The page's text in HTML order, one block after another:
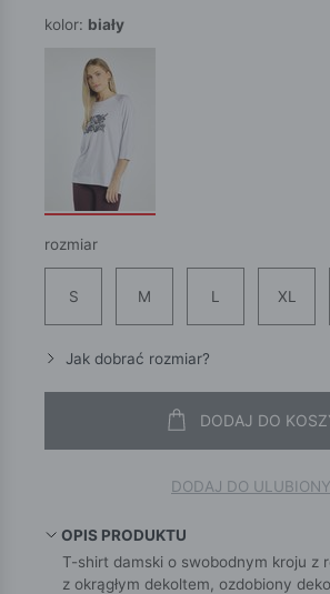
kolor: biały
rozmiar
S M L XL
Jak dobrać rozmiar?
DODAJ DO
DODAJ DO
OPIS PRODUKTU
T-shirt damski o swobodnym kroju z
z okrągłym dekoltem, ozdobiony